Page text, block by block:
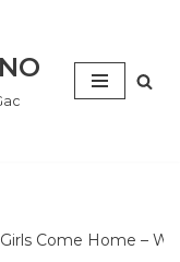
Girls Come Home –